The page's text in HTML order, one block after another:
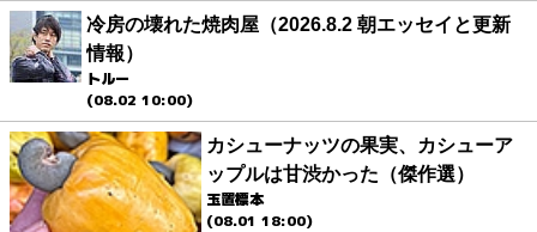
冷房の壊れた焼肉屋（2026.8.2 朝エッセイと更新
情報）
トルー
(08.02 10:00)
カシューナッツの果実、カシューア
ップルは甘渋かった（傑作選）
玉置標本
(08.01 18:00)